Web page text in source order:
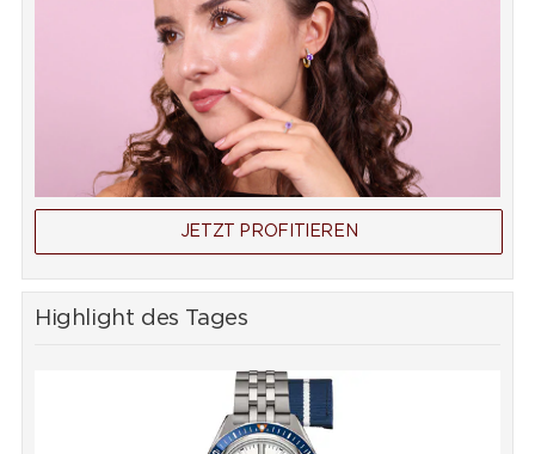
JETZT PROFITIEREN
Highlight des Tages